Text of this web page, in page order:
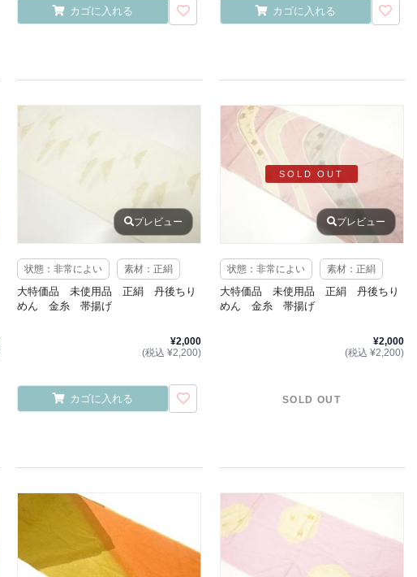
カゴに入れる カゴに入れる
プレビュー
状態：非常によい 素材：正絹
大特価品 未使用品 正絹 丹後ちり
めん 金糸 帯揚げ
¥2,000
(税込 ¥2,200)
カゴに入れる
SOLD OUT
プレビュー
状態：非常によい 素材：正絹
大特価品 未使用品 正絹 丹後ちり
めん 金糸 帯揚げ
¥2,000
(税込 ¥2,200)
SOLD OUT